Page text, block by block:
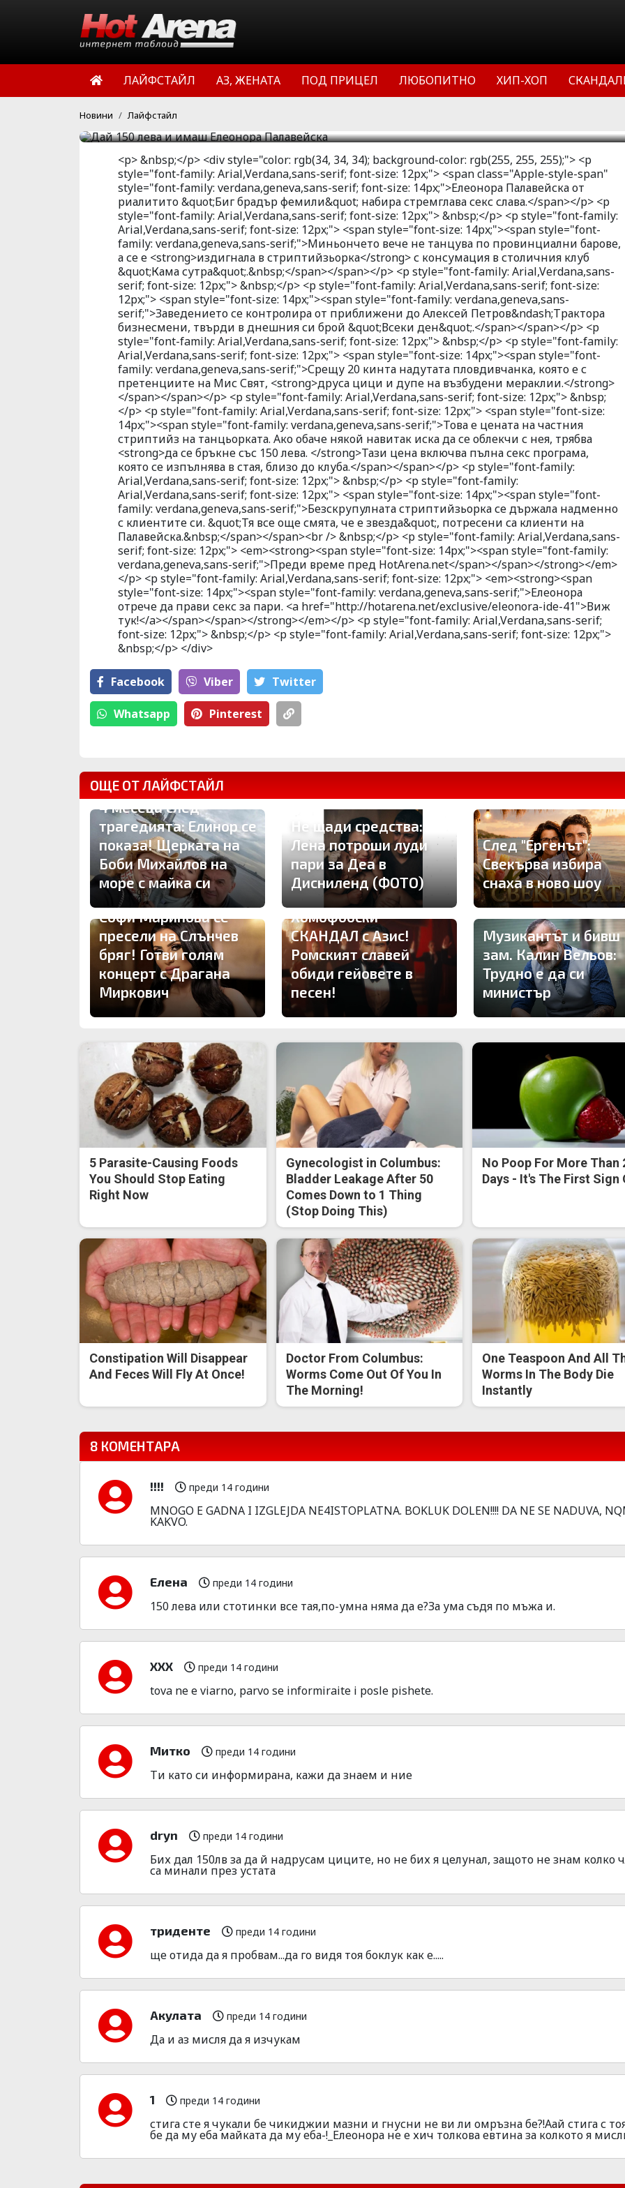
ЛАЙФСТАЙЛ АЗ, ЖЕНАТА ПОД ПРИЦЕЛ ЛЮБОПИТНО ХИП-ХОП
Новини Лайфстайл
Елеонора Палавейска от риалитито Биг брадър фемили
набира стремглава секс слава. Миньончето вече не танцува
по провинциални барове, а се е издигнала в стриптийзьорка
с консумация в столичния клуб Кама сутра.
HotArena.net
<p> &nbsp;</p> <div style="color: rgb(34, 34, 34); background-color: rgb(255, 255, 255);"> <p
style="font-family: Arial,Verdana,sans-serif; font-size: 12px;"> <span class="Apple-style-span"
style="font-family: verdana,geneva,sans-serif; font-size: 14px;">Елеонора Палавейска от
риалитито &quot;Биг брадър фемили&quot; набира стремглава секс слава.</span></p> <p
style="font-family: Arial,Verdana,sans-serif; font-size: 12px;"> &nbsp;</p> <p style="font-family:
Arial,Verdana,sans-serif; font-size: 12px;"> <span style="font-size: 14px;"><span style="font-
family: verdana,geneva,sans-serif;">Миньончето вече не танцува по провинциални барове,
а се е <strong>издигнала в стриптийзьорка</strong> с консумация в столичния клуб
&quot;Кама сутра&quot;.&nbsp;</span></span></p> <p style="font-family: Arial,Verdana,sans-
serif; font-size: 12px;"> &nbsp;</p> <p style="font-family: Arial,Verdana,sans-serif; font-size:
12px;"> <span style="font-size: 14px;"><span style="font-family: verdana,geneva,sans-
serif;">Заведението се контролира от приближени до Алексей Петров&ndash;Трактора
бизнесмени, твърди в днешния си брой &quot;Всеки ден&quot;.</span></span></p> <p
style="font-family: Arial,Verdana,sans-serif; font-size: 12px;"> &nbsp;</p> <p style="font-family:
Arial,Verdana,sans-serif; font-size: 12px;"> <span style="font-size: 14px;"><span style="font-
family: verdana,geneva,sans-serif;">Срещу 20 кинта надутата пловдивчанка, която е с
претенциите на Мис Свят, <strong>друса цици и дупе на възбудени мераклии.</strong>
</span></span></p> <p style="font-family: Arial,Verdana,sans-serif; font-size: 12px;"> &nbsp;
</p> <p style="font-family: Arial,Verdana,sans-serif; font-size: 12px;"> <span style="font-size:
14px;"><span style="font-family: verdana,geneva,sans-serif;">Това е цената на частния
стриптийз на танцьорката. Ако обаче някой навитак иска да се облекчи с нея, трябва
<strong>да се бръкне със 150 лева. </strong>Тази цена включва пълна секс програма,
която се изпълнява в стая, близо до клуба.</span></span></p> <p style="font-family:
Arial,Verdana,sans-serif; font-size: 12px;"> &nbsp;</p> <p style="font-family:
Arial,Verdana,sans-serif; font-size: 12px;"> <span style="font-size: 14px;"><span style="font-
family: verdana,geneva,sans-serif;">Безскрупулната стриптийзьорка се държала надменно
с клиентите си. &quot;Тя все още смята, че е звезда&quot;, потресени са клиенти на
Палавейска.&nbsp;</span></span><br /> &nbsp;</p> <p style="font-family: Arial,Verdana,sans-
serif; font-size: 12px;"> <em><strong><span style="font-size: 14px;"><span style="font-family:
verdana,geneva,sans-serif;">Преди време пред HotArena.net</span></span></strong></em>
</p> <p style="font-family: Arial,Verdana,sans-serif; font-size: 12px;"> <em><strong><span
style="font-size: 14px;"><span style="font-family: verdana,geneva,sans-serif;">Елеонора
отрече да прави секс за пари. <a href="http://hotarena.net/exclusive/eleonora-ide-41">Виж
тук!</a></span></span></strong></em></p> <p style="font-family: Arial,Verdana,sans-serif;
font-size: 12px;"> &nbsp;</p> <p style="font-family: Arial,Verdana,sans-serif; font-size: 12px;">
&nbsp;</p> </div>
Facebook Viber Тwitter
Whatsapp Pinterest
ОЩЕ ОТ ЛАЙФСТАЙЛ
4 месеца след
трагедията: Елинор се
показа! Щерката на
Боби Михайлов на
море с майка си
Не щади средства:
Лена потроши луди
пари за Деа в
Дисниленд (ФОТО)
След "Ергенът":
Свекърва избира
снаха в ново шоу
Софи Маринова се
пресели на Слънчев
бряг! Готви голям
концерт с Драгана
Миркович
Хомофобски
СКАНДАЛ с Азис!
Ромският славей
обиди гейовете в
песен!
Музикантът и бивш
зам. Калин Вельов:
Трудно е да си
министър
5 Parasite-Causing Foods
You Should Stop Eating
Right Now
Gynecologist in Columbus:
Bladder Leakage After 50
Comes Down to 1 Thing
(Stop Doing This)
No Poop For More Than
Days - It's The First Sign
Constipation Will Disappear
And Feces Will Fly At Once!
Doctor From Columbus:
Worms Come Out Of You In
The Morning!
One Teaspoon And All
Worms In The Body Die
Instantly
8 КОМЕНТАРА
!!!! преди 14 години
MNOGO E GADNA I IZGLEJDA NE4ISTOPLATNA. BOKLUK DOLEN!!!! DA NE SE NADUVA,
KAKVO.
Eлена преди 14 години
150 лева или стотинки все тая,по-умна няма да е?За ума съдя по мъжа и.
XXX преди 14 години
tova ne e viarno, parvo se informiraite i posle pishete.
Митко преди 14 години
Ти като си информирана, кажи да знаем и ние
dryn преди 14 години
Бих дал 150лв за да й надрусам циците, но не бих я целунал, защото не знам колко
са минали през устата
триденте преди 14 години
ще отида да я пробвам...да го видя тоя боклук как е.....
Акулата преди 14 години
Да и аз мисля да я изчукам
1 преди 14 години
стига сте я чукали бе чикиджии мазни и гнусни не ви ли омръзна бе?!Аай стига с
бе да му еба майката да му еба-!_Елеонора не е хич толкова евтина за колкото я